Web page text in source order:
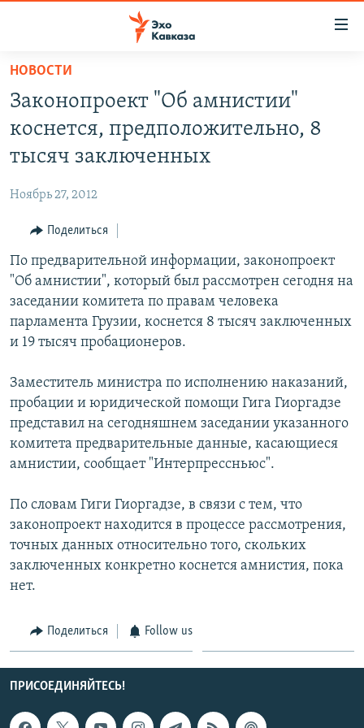
Вернуться
основному
содержанию
главной
навигации
Вернутся
поиску
ВЕСЬ КАВКАЗ
СЕВЕРНЫЙ КАВКАЗ
АРМЕНИЯ
ТЕМЫ
ПОЛИТИКА
ОБЩЕСТВО
КУЛЬТУРА
СПОРТ
МИР
РУБРИКИ
НЕКРУГЛЫЙ СТОЛ
ГОСТЬ НЕДЕЛИ
ПОЗИЦИЯ
БЛОГИ
ГОЛОСА
ЧИТАЕМ ПРЕССУ
МУЛЬТИМЕДИА
ВИДЕО
ФОТО
АУДИО
ПОДКАСТЫ
АРХИВ РАДИОПРОГРАММЫ
Все сайты РСЕ/РС
НОВОСТИ
Законопроект "Об амнистии"
коснется, предположительно, 8
тысяч заключенных
Ноябрь 27, 2012
Поделиться
По предварительной информации, законопроект
"Об амнистии", который был рассмотрен сегодня на
заседании комитета по правам человека
парламента Грузии, коснется 8 тысяч заключенных
и 19 тысяч пробационеров.
Заместитель министра по исполнению наказаний,
пробации и юридической помощи Гига Гиоргадзе
представил на сегодняшнем заседании указанного
комитета предварительные данные, касающиеся
амнистии, сообщает "Интерпрессньюс".
По словам Гиги Гиоргадзе, в связи с тем, что
законопроект находится в процессе рассмотрения,
точных данных относительно того, скольких
заключенных конкретно коснется амнистия, пока
нет.
Поделиться Follow us
ПРИСОЕДИНЯЙТЕСЬ!